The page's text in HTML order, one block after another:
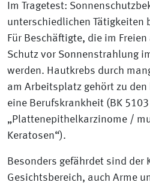
Im Tragetest:
unterschiedlichen Tätigkeiten
Für Beschäftigte, die im
Schutz vor Sonnenstrahlung
werden. Hautkrebs durch
am Arbeitsplatz gehört zu
eine Berufskrankheit (BK 5103
„Plattenepithelkarzinome /
Keratosen“).
Besonders gefährdet sind der
Gesichtsbereich, auch Arme